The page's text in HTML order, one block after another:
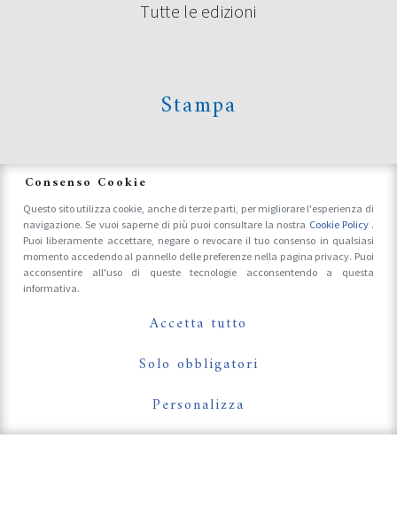
Tutte le edizioni
Stampa
Accrediti Stampa e Fotografi
Follow Us On
Consenso Cookie
Questo sito utilizza cookie, anche di terze parti, per migliorare l'esperienza di
navigazione. Se vuoi saperne di più puoi consultare la nostra Cookie Policy .
Puoi liberamente accettare, negare o revocare il tuo consenso in qualsiasi
momento accedendo al pannello delle preferenze nella pagina privacy. Puoi
acconsentire all'uso di queste tecnologie acconsentendo a questa
informativa.
Accetta tutto
Solo obbligatori
Personalizza